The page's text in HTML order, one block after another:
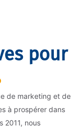
pour
de marketing et de
à prospérer dans
2011, nous